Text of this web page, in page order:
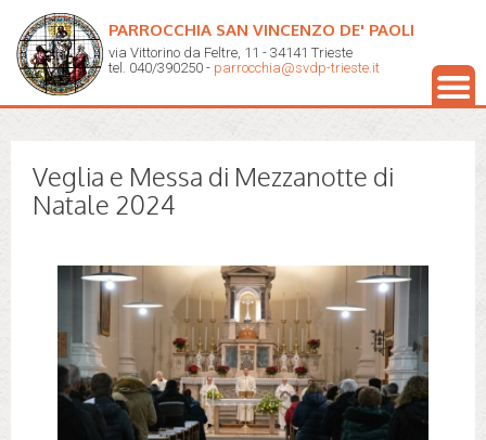
PARROCCHIA SAN VINCENZO DE' PAOLI
via Vittorino da Feltre, 11 - 34141 Trieste
tel. 040/390250 - parrocchia@svdp-trieste.it
Veglia e Messa di Mezzanotte di
Natale 2024